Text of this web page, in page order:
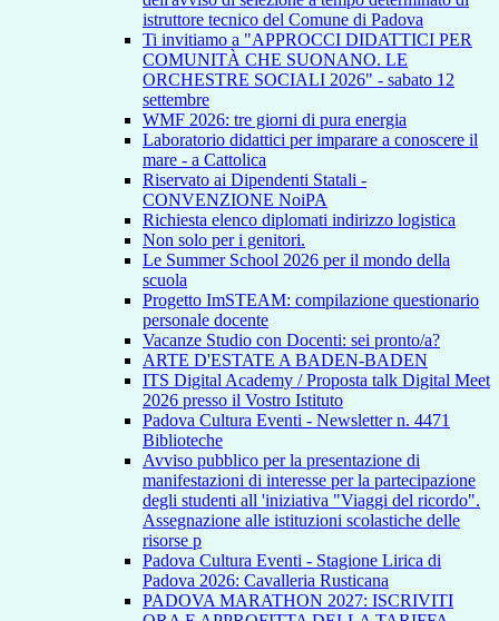
istruttore tecnico del Comune di Padova
Ti invitiamo a "APPROCCI DIDATTICI PER
COMUNITÀ CHE SUONANO. LE
ORCHESTRE SOCIALI 2026" - sabato 12
settembre
WMF 2026: tre giorni di pura energia
Laboratorio didattici per imparare a conoscere il
mare - a Cattolica
Riservato ai Dipendenti Statali -
CONVENZIONE NoiPA
Richiesta elenco diplomati indirizzo logistica
Non solo per i genitori.
Le Summer School 2026 per il mondo della
scuola
Progetto ImSTEAM: compilazione questionario
personale docente
Vacanze Studio con Docenti: sei pronto/a?
ARTE D'ESTATE A BADEN-BADEN
ITS Digital Academy / Proposta talk Digital Meet
2026 presso il Vostro Istituto
Padova Cultura Eventi - Newsletter n. 4471
Biblioteche
Avviso pubblico per la presentazione di
manifestazioni di interesse per la partecipazione
degli studenti all 'iniziativa "Viaggi del ricordo".
Assegnazione alle istituzioni scolastiche delle
risorse p
Padova Cultura Eventi - Stagione Lirica di
Padova 2026: Cavalleria Rusticana
PADOVA MARATHON 2027: ISCRIVITI